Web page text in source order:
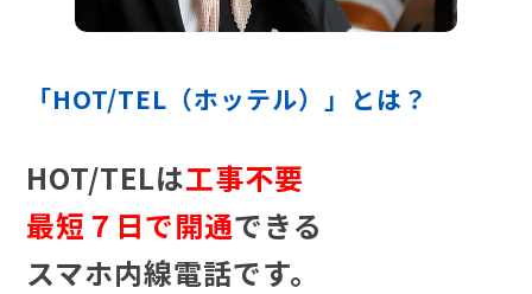
「HOT/TEL（ホッテル）」とは？
HOT/TELは工事不要
最短７日で開通できる
スマホ内線電話です。